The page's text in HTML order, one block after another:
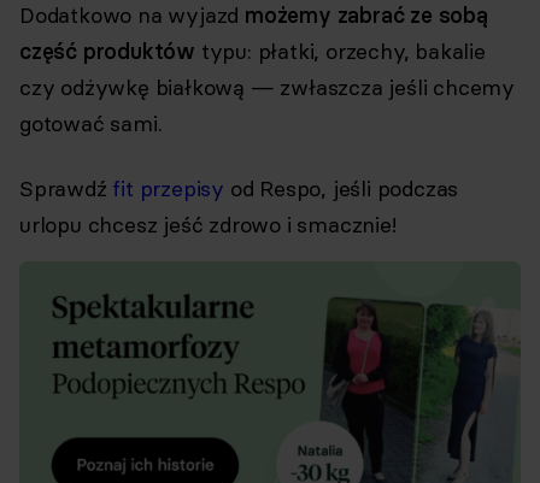
Dodatkowo na wyjazd możemy zabrać ze sobą
część produktów typu: płatki, orzechy, bakalie
czy odżywkę białkową — zwłaszcza jeśli chcemy
gotować sami.
Sprawdź fit przepisy od Respo, jeśli podczas
urlopu chcesz jeść zdrowo i smacznie!